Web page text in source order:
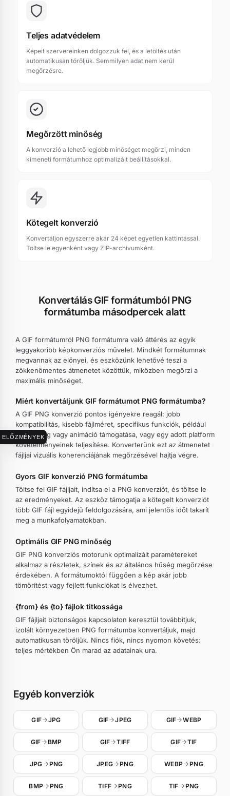
ELŐZMÉNYEK
Teljes adatvédelem
Képeit szervereinken dolgozzuk fel, és a letöltés után
automatikusan töröljük. Semmilyen adat nem kerül
megőrzésre.
Megőrzött minőség
A konverzió a lehető legjobb minőséget megőrzi, minden
kimeneti formátumhoz optimalizált beállításokkal.
Kötegelt konverzió
Konvertáljon egyszerre akár 24 képet egyetlen kattintással.
Töltse le egyenként vagy ZIP-archívumként.
Konvertálás GIF formátumból PNG
formátumba másodpercek alatt
A GIF formátumról PNG formátumra való áttérés az egyik
leggyakoribb képkonverziós művelet. Mindkét formátumnak
megvannak az előnyei, és eszközünk lehetővé teszi a
zökkenőmentes átmenetet közöttük, miközben megőrzi a
maximális minőséget.
Miért konvertáljunk GIF formátumot PNG formátumba?
A GIF PNG konverzió pontos igényekre reagál: jobb
kompatibilitás, kisebb fájlméret, specifikus funkciók, például
átlátszóság vagy animáció támogatása, vagy egy adott platform
követelményeinek teljesítése. Konverterünk ezt az átmenetet
fájljai vizuális koherenciájának megőrzésével hajtja végre.
Gyors GIF konverzió PNG formátumba
Töltse fel GIF fájljait, indítsa el a PNG konverziót, és töltse le
az eredményeket. Az eszköz támogatja a kötegelt konverziót
több GIF fájl egyidejű feldolgozására, ami jelentős időt takarít
meg a munkafolyamatokban.
Optimális GIF PNG minőség
GIF PNG konverziós motorunk optimalizált paramétereket
alkalmaz a részletek, színek és az általános hűség megőrzése
érdekében. A formátumoktól függően a kép akár jobb
tömörítést vagy fejlett funkciókat is élvezhet.
{from} és {to} fájlok titkossága
GIF fájljait biztonságos kapcsolaton keresztül továbbítjuk,
izolált környezetben PNG formátumba konvertáljuk, majd
automatikusan töröljük. Nincs fiók, nincs nyomon követés:
teljes mértékben Ön marad az adatainak ura.
Egyéb konverziók
GIF JPG GIF JPEG GIF WEBP
GIF BMP GIF TIFF GIF TIF
JPG PNG JPEG PNG WEBP PNG
BMP PNG TIFF PNG TIF PNG